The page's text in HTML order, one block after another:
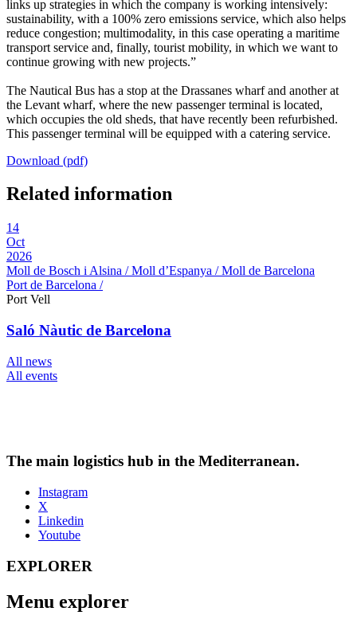
links up strategies in which the company is working intensively:
sustainability, with a 100% zero emissions service, which also helps
reduce congestion; multimodality, in this case operating a maritime
transport service and, finally, tourist mobility, in which we want to
continue growing with new projects.”
The Nautical Bus has a stop at the Drassanes wharf and another at
the Levant wharf, where the new passenger terminal is located,
which occupies the old sheds, that have recently been refurbished.
This passenger terminal will be equipped with a catering service.
Download (pdf)
Related information
14
Oct
2026
Moll de Bosch i Alsina / Moll d’Espanya / Moll de Barcelona
Port de Barcelona /
Port Vell
Saló Nàutic de Barcelona
All news
All events
The main logistics hub in the Mediterranean.
Instagram
X
Linkedin
Youtube
EXPLORER
Menu explorer